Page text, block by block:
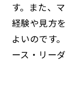
す。また、
経験や見方
よいのです
ース・リー